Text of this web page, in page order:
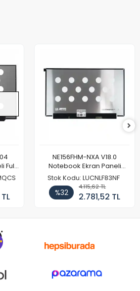
Full
NE156FHM-NXA V18.0
Notebook Ekran Paneli
144Hz
Stok Kodu: LUCNLF83NF
%32
4.115,62 TL
2.781,52 TL